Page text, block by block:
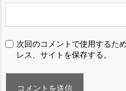
次回のコメントで使用するた
レス、サイトを保存する。